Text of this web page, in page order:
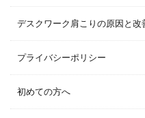
デスクワーク肩こりの原因と
プライバシーポリシー
初めての方へ